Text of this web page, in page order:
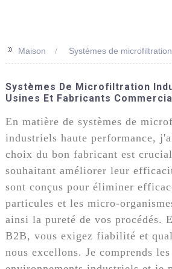
>> Maison Systèmes de
Systèmes De Microfiltration
Usines Et Fabricants
En matière de systèmes de
industriels haute performance,
choix du bon fabricant est
souhaitant améliorer leur
sont conçus pour éliminer
particules et les micro-
ainsi la pureté de vos procédés.
B2B, vous exigez fiabilité et
nous excellons. Je comprends